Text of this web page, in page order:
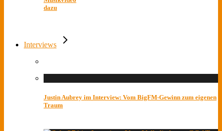
dazu
Interviews
Justin Aubrey im Interview: Vom BigFM-Gewinn zum eigenen
Traum